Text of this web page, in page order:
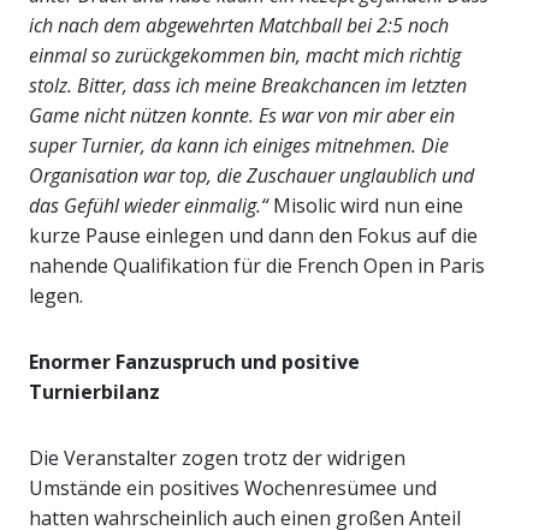
ich nach dem abgewehrten Matchball bei 2:5 noch
einmal so zurückgekommen bin, macht mich richtig
stolz. Bitter, dass ich meine Breakchancen im letzten
Game nicht nützen konnte. Es war von mir aber ein
super Turnier, da kann ich einiges mitnehmen. Die
Organisation war top, die Zuschauer unglaublich und
das Gefühl wieder einmalig.“Misolic wird nun eine
kurze Pause einlegen und dann den Fokus auf die
nahende Qualifikation für die French Open in Paris
legen.
Enormer Fanzuspruch und positive
Turnierbilanz
Die Veranstalter zogen trotz der widrigen
Umstände ein positives Wochenresümee und
hatten wahrscheinlich auch einen großen Anteil